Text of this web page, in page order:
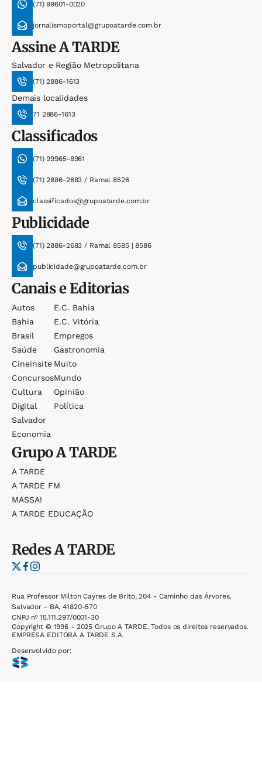
(71) 99601-0020
jornalismoportal@grupoatarde.com.br
AssineA TARDE
Salvador e Região Metropolitana
(71) 2886-1613
Demais localidades
71 2886-1613
Classificados
(71) 99965-8961
(71) 2886-2683 / Ramal 8526
classificados@grupoatarde.com.br
Publicidade
(71) 2886-2683 / Ramal 8585 | 8586
publicidade@grupoatarde.com.br
Canais e Editorias
Autos
Bahia
Brasil
Saúde
Cineinsite
Concursos
Cultura
Digital
Salvador
Economia
E.c. Bahia
E.c. Vitória
Empregos
Gastronomia
Muito
Mundo
Opinião
Política
GrupoA TARDE
A TARDE
A TARDE FM
MASSA!
A TARDE EDUCAÇÃO
RedesA TARDE
Rua Professor Milton Cayres de Brito, 204 - Caminho das Árvores,
Salvador - BA, 41820-570
CNPJ nº 15.111.297/0001-30
Copyright © 1996 - 2025 Grupo A TARDE. Todos os direitos reservados.
EMPRESA EDITORA A TARDE S.A.
Desenvolvido por: